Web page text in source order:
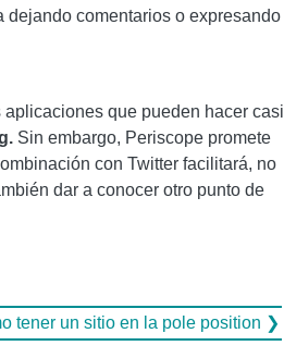
​​dejando comentarios o expresando
que pueden hacer casi
Sin embargo, Periscope promete
con Twitter facilitará, no
dar a conocer otro punto de
tener un sitio en la pole position ❯